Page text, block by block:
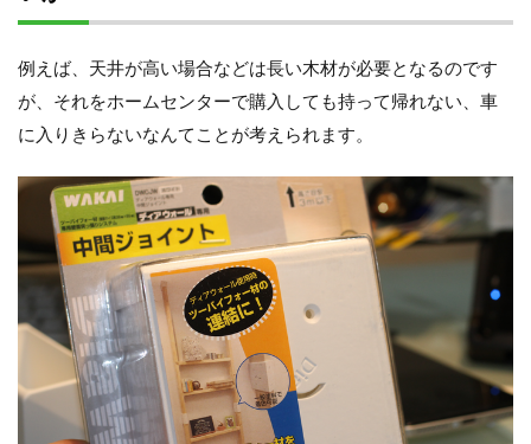
例えば、天井が高い場合などは長い木材が必要となるのです
が、それをホームセンターで購入しても持って帰れない、車
に入りきらないなんてことが考えられます。